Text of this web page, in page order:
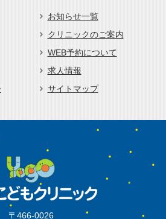
お知らせ一覧
クリニックのご案内
WEB予約について
求人情報
サイトマップ
〒466-0026